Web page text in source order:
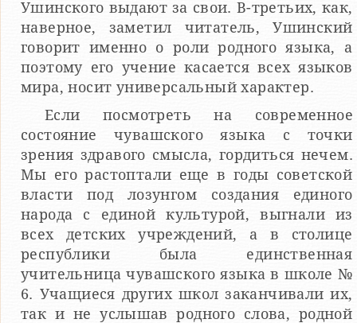
Ушинского выдают за свои. В-третьих, как,
наверное, заметил читатель, Ушинский
говорит именно о роли родного языка, а
поэтому его учение касается всех языков
мира, носит универсальный характер.
Если посмотреть на современное
состояние чувашского языка с точки
зрения здравого смысла, гордиться нечем.
Мы его растоптали еще в годы советской
власти под лозунгом создания единого
народа с единой культурой, выгнали из
всех детских учреждений, а в столице
республики была единственная
учительница чувашского языка в школе №
6. Учащиеся других школ заканчивали их,
так и не услышав родного слова, родной